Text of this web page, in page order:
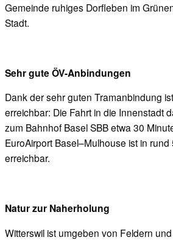
Gemeinde ruhiges Dorfleben im
Stadt.
Sehr gute ÖV-Anbindungen
Dank der sehr guten Tramanbindung
erreichbar: Die Fahrt in die Innenstadt
zum Bahnhof Basel SBB etwa 30
EuroAirport Basel–Mulhouse ist in rund
erreichbar.
Natur zur Naherholung
Witterswil ist umgeben von Feldern